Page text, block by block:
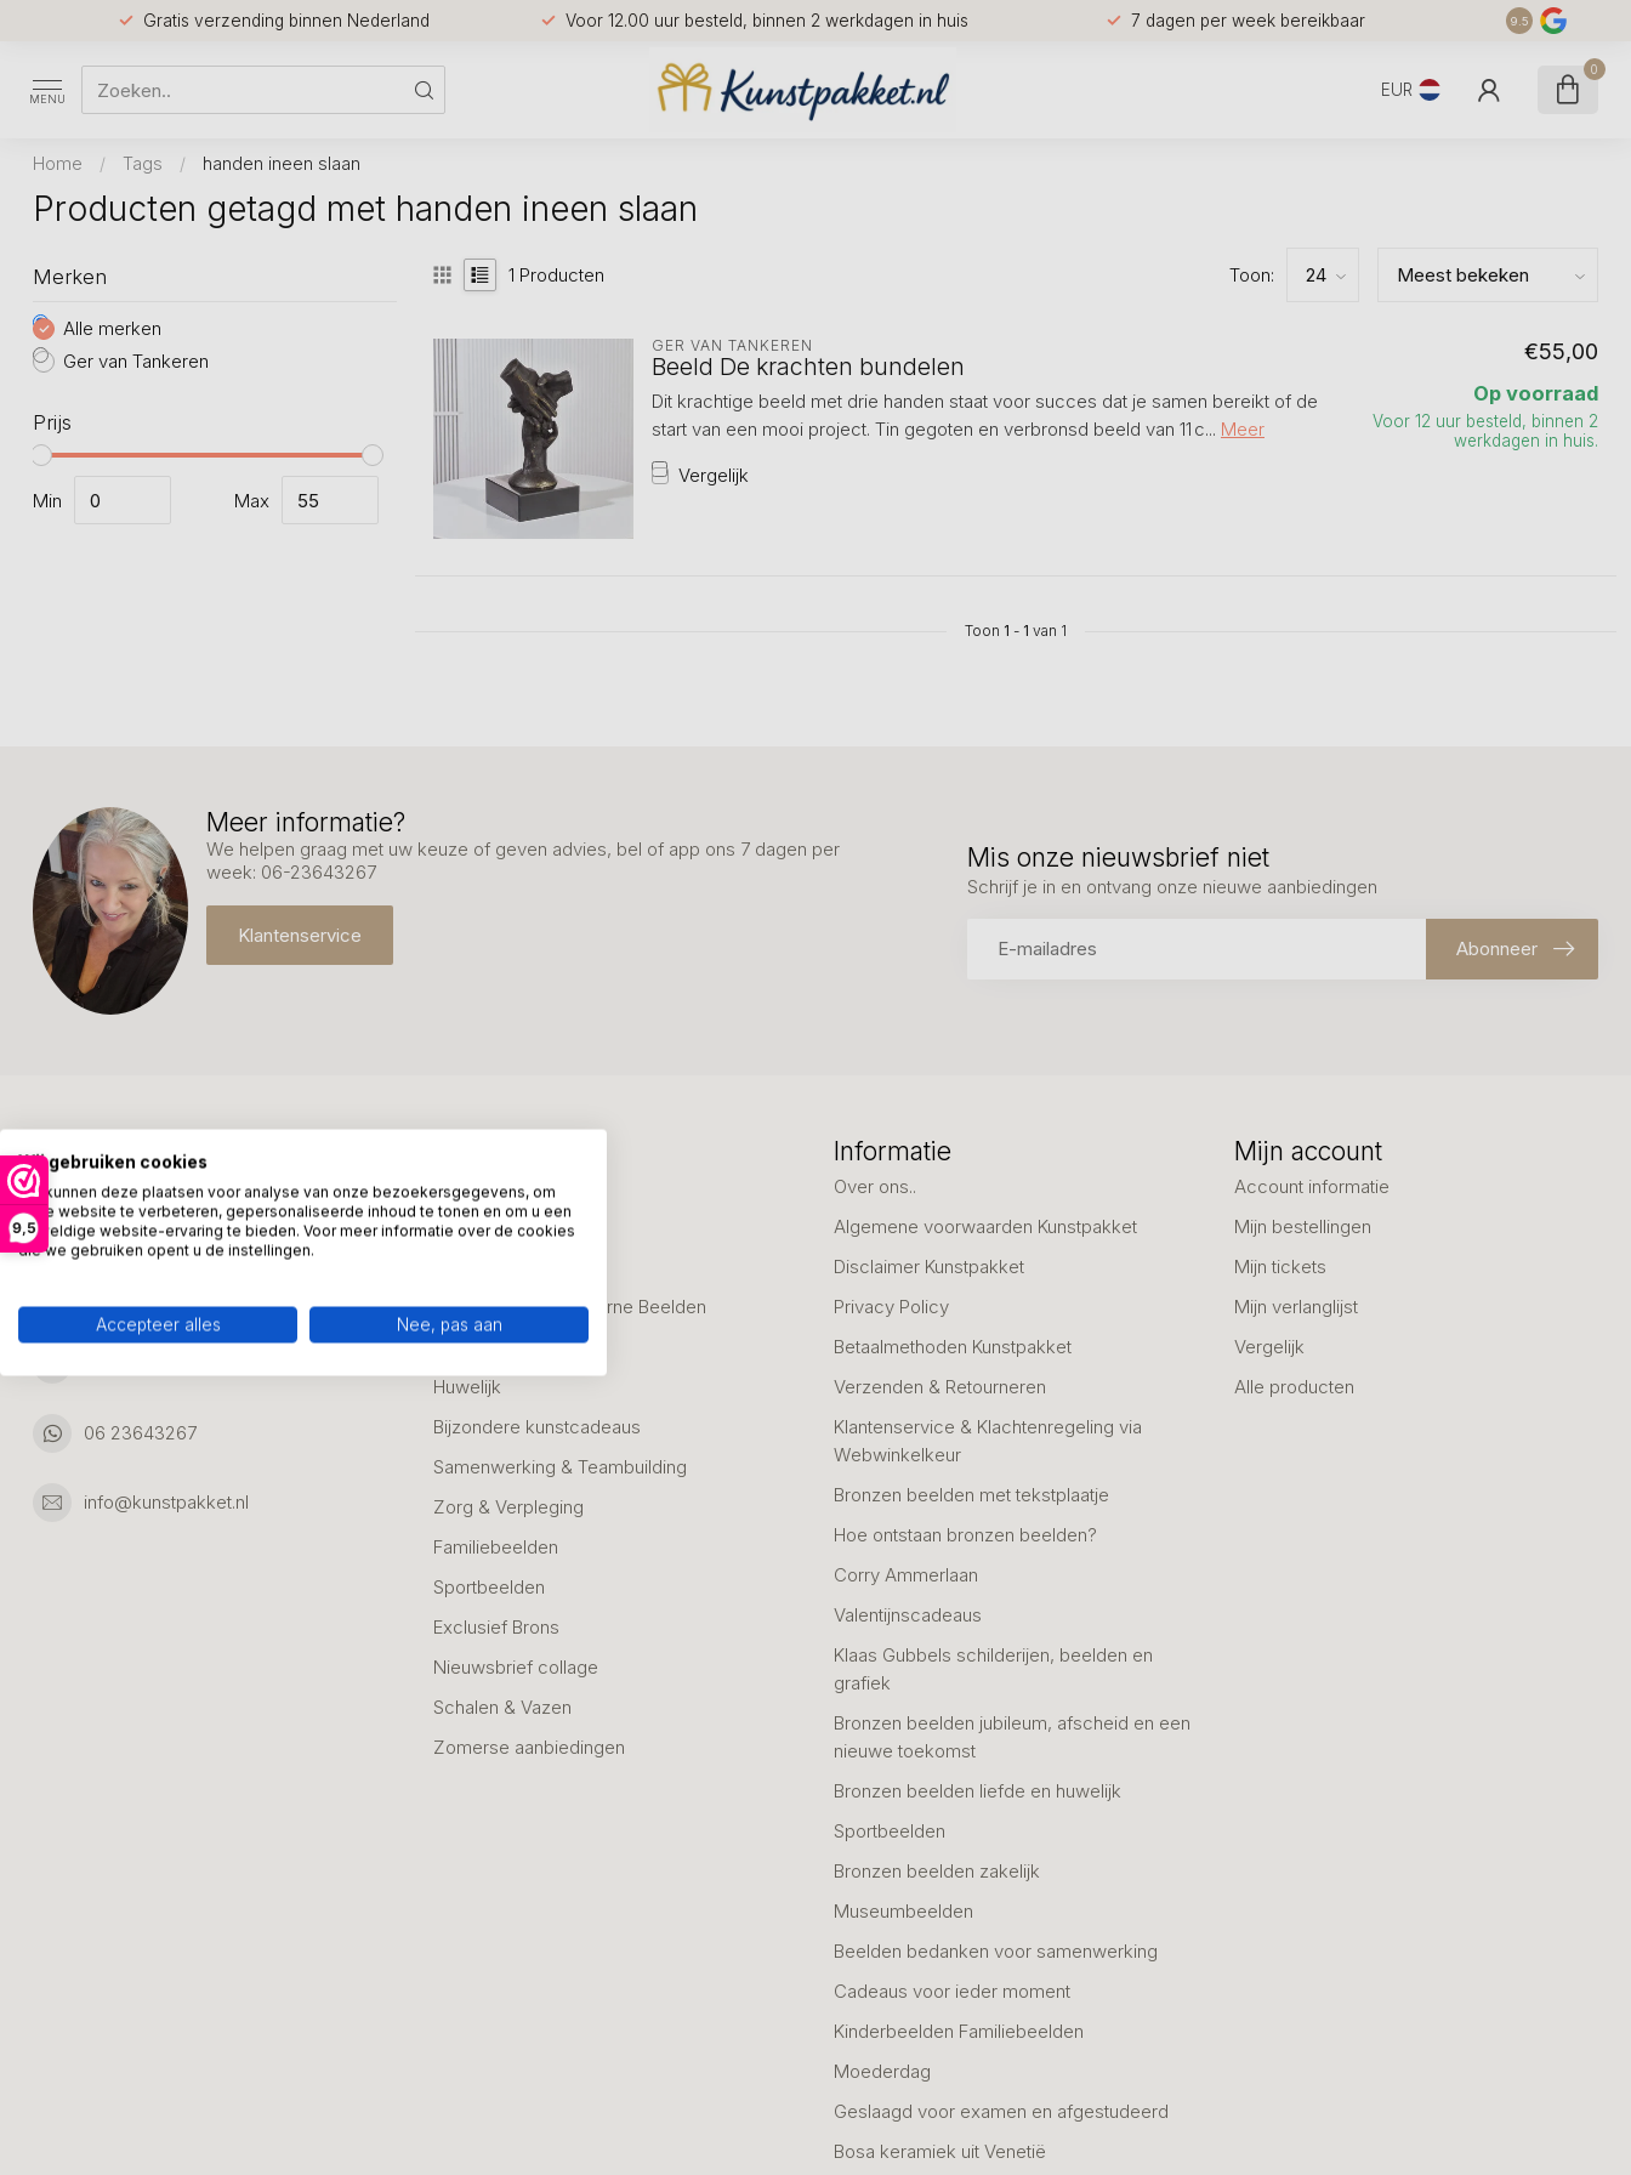
9,5
Gratis verzending binnen Nederland Voor 12.00 uur besteld, binnen 2 werkdagen in huis 7 dagen per week bereikbaar 9.5
MENU EUR
0
Home / Tags / handen ineen slaan
Producten getagd met handen ineen slaan
Merken
Alle merken
Ger van Tankeren
Prijs
Min Max
1 Producten Toon:
GER VAN TANKEREN
Beeld De krachten bundelen
Dit krachtige beeld met drie handen staat voor succes dat je samen bereikt of de
start van een mooi project. Tin gegoten en verbronsd beeld van 11 c... Meer
Vergelijk
€55,00
Op voorraad
Voor 12 uur besteld, binnen 2
werkdagen in huis.
Toon 1 - 1 van 1
Meer informatie?
We helpen graag met uw keuze of geven advies, bel of app ons 7 dagen per
week: 06-23643267
Klantenservice
Mis onze nieuwsbrief niet
Schrijf je in en ontvang onze nieuwe aanbiedingen
Abonneer
Kunstpakket Nederland
Adresgegevens:
Ambachtsweg 46
06 23643267
info@kunstpakket.nl
Zakelijke Cadeaus
Bedanken
Alle Bronzen & Moderne Beelden
Geslaagd
Huwelijk
Bijzondere kunstcadeaus
Samenwerking & Teambuilding
Zorg & Verpleging
Familiebeelden
Sportbeelden
Exclusief Brons
Nieuwsbrief collage
Schalen & Vazen
Zomerse aanbiedingen
Informatie
Over ons..
Algemene voorwaarden Kunstpakket
Disclaimer Kunstpakket
Privacy Policy
Betaalmethoden Kunstpakket
Verzenden & Retourneren
Klantenservice & Klachtenregeling via
Webwinkelkeur
Bronzen beelden met tekstplaatje
Hoe ontstaan bronzen beelden?
Corry Ammerlaan
Valentijnscadeaus
Klaas Gubbels schilderijen, beelden en
grafiek
Bronzen beelden jubileum, afscheid en een
nieuwe toekomst
Bronzen beelden liefde en huwelijk
Sportbeelden
Bronzen beelden zakelijk
Museumbeelden
Beelden bedanken voor samenwerking
Cadeaus voor ieder moment
Kinderbeelden Familiebeelden
Moederdag
Geslaagd voor examen en afgestudeerd
Bosa keramiek uit Venetië
Mijn account
Account informatie
Mijn bestellingen
Mijn tickets
Mijn verlanglijst
Vergelijk
Alle producten
Wij gebruiken cookies
We kunnen deze plaatsen voor analyse van onze bezoekersgegevens, om
onze website te verbeteren, gepersonaliseerde inhoud te tonen en om u een
geweldige website-ervaring te bieden. Voor meer informatie over de cookies
die we gebruiken opent u de instellingen.
Accepteer alles Nee, pas aan